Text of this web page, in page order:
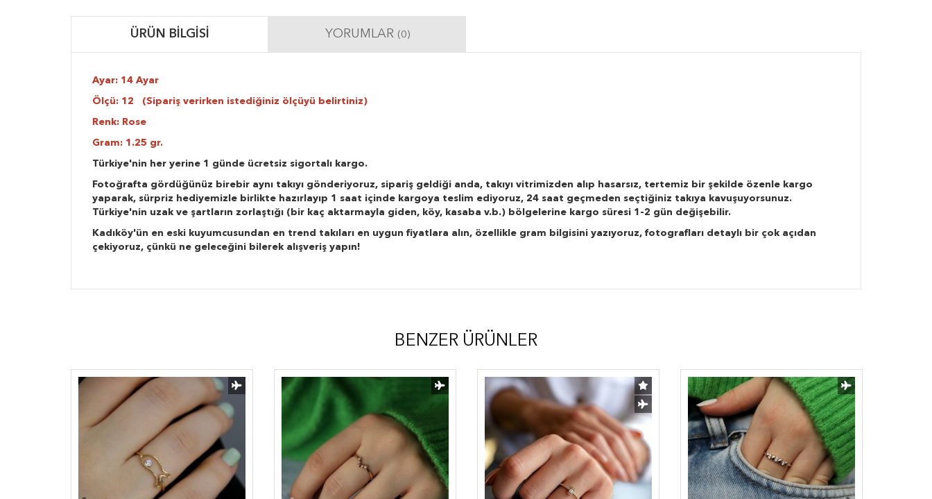
ÜRÜN BILGISI YORUMLAR (0)
Ayar: 14 Ayar
Ölçü: 12 (Sipariş verirken istediğiniz ölçüyü belirtiniz)
Renk: Rose
Gram: 1.25 gr.
Türkiye'nin her yerine 1 günde ücretsiz sigortalı kargo.
Fotoğrafta gördüğünüz birebir aynı takıyı gönderiyoruz, sipariş geldiği anda, takıyı vitrimizden alıp hasarsız, tertemiz bir şekilde özenle kargo
yaparak, sürpriz hediyemizle birlikte hazırlayıp 1 saat içinde kargoya teslim ediyoruz, 24 saat geçmeden seçtiğiniz takıya kavuşuyorsunuz.
Türkiye'nin uzak ve şartların zorlaştığı (bir kaç aktarmayla giden, köy, kasaba v.b.) bölgelerine kargo süresi 1-2 gün değişebilir.
Kadıköy'ün en eski kuyumcusundan en trend takıları en uygun fiyatlara alın, özellikle gram bilgisini yazıyoruz, fotografları detaylı bir çok açıdan
çekiyoruz, çünkü ne geleceğini bilerek alışveriş yapın!
BENZER ÜRÜNLER